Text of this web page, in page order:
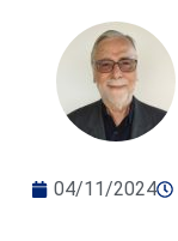
04/11/2024